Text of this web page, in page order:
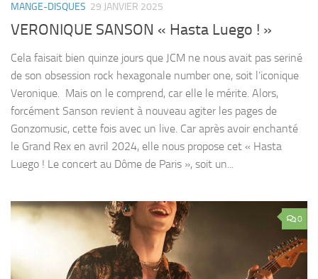
MANGE-DISQUES 29 JANVIER 2025
VERONIQUE SANSON « Hasta Luego ! »
Cela faisait bien quinze jours que JCM ne nous avait pas seriné
de son obsession rock hexagonale number one, soit l’iconique
Veronique. Mais on le comprend, car elle le mérite. Alors,
forcément Sanson revient à nouveau agiter les pages de
Gonzomusic, cette fois avec un live. Car après avoir enchanté
le Grand Rex en avril 2024, elle nous propose cet « Hasta
Luego ! Le concert au Dôme de Paris », soit un...
0